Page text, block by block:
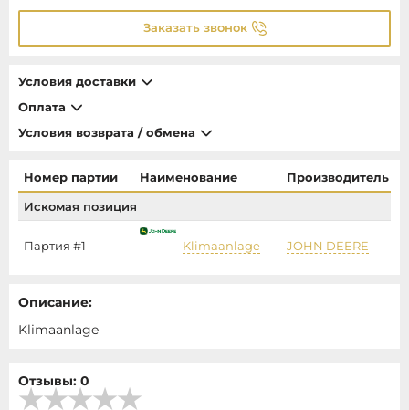
Заказать звонок
Условия доставки
Оплата
Условия возврата / обмена
Номер партии Наименование Производитель
Искомая позиция
Партия #1 Klimaanlage JOHN DEERE
Описание:
Klimaanlage
Отзывы: 0